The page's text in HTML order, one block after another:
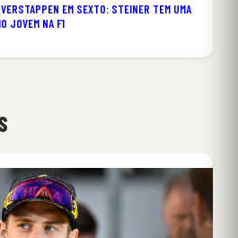
EM SEXTO: STEINER TEM UMA
JOVEM NA F1